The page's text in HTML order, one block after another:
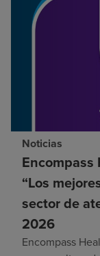
Noticias
“Los
sector de
2026
Encompass